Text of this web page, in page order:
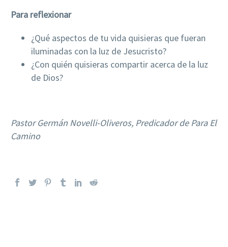
Para reflexionar
¿Qué aspectos de tu vida quisieras que fueran
iluminadas con la luz de Jesucristo?
¿Con quién quisieras compartir acerca de la luz
de Dios?
Pastor Germán Novelli-Oliveros, Predicador de Para El
Camino